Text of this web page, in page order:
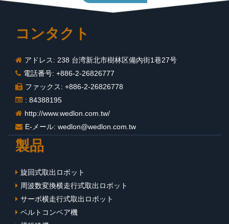
コンタクト
アドレス: 238 台湾新北市樹林区備內街1巷27号
電話番号: +886-2-26826777
ファックス: +886-2-26826778
: 84388195
http://www.wedlon.com.tw/
E-メール: wedlon@wedlon.com.tw
製品
旋回式取出ロボット
周波数変換横走行式取出ロボット
サーボ横走行式取出ロボット
ベルトコンベア機